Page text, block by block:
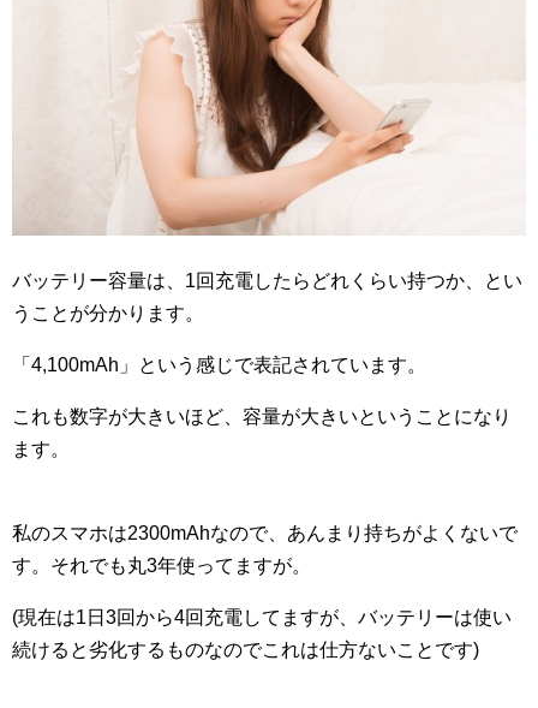
バッテリー容量は、1回充電したらどれくらい持つか、とい
うことが分かります。
「4,100mAh」という感じで表記されています。
これも数字が大きいほど、容量が大きいということになり
ます。
私のスマホは2300mAhなので、あんまり持ちがよくないで
す。それでも丸3年使ってますが。
(現在は1日3回から4回充電してますが、バッテリーは使い
続けると劣化するものなのでこれは仕方ないことです)